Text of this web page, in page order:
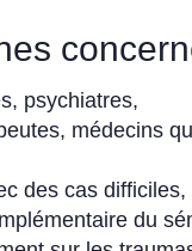
psychiatres,
médecins
des cas difficiles,
du